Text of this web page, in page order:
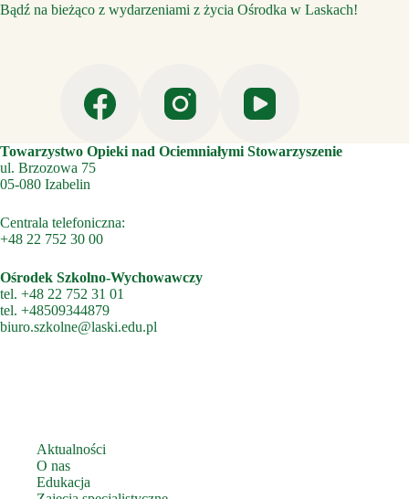
Bądź na bieżąco z wydarzeniami z życia Ośrodka w Laskach!
Towarzystwo Opieki nad Ociemniałymi Stowarzyszenie
ul. Brzozowa 75
05-080 Izabelin
Centrala telefoniczna:
+48 22 752 30 00
Ośrodek Szkolno-Wychowawczy
tel. +48 22 752 31 01
tel. +48509344879
biuro.szkolne@laski.edu.pl
Aktualności
O nas
Edukacja